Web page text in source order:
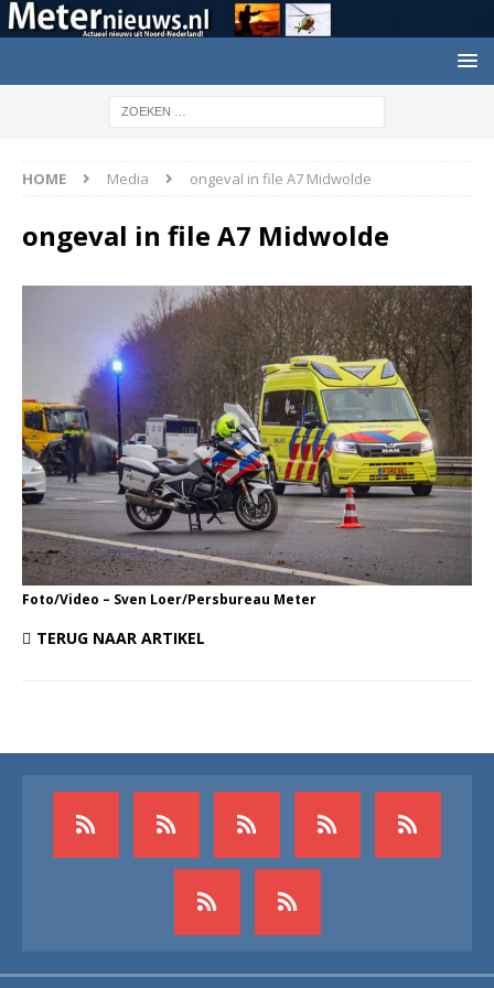
HOME Media ongeval in file A7 Midwolde
ongeval in file A7 Midwolde
Foto/Video – Sven Loer/Persbureau Meter
TERUG NAAR ARTIKEL